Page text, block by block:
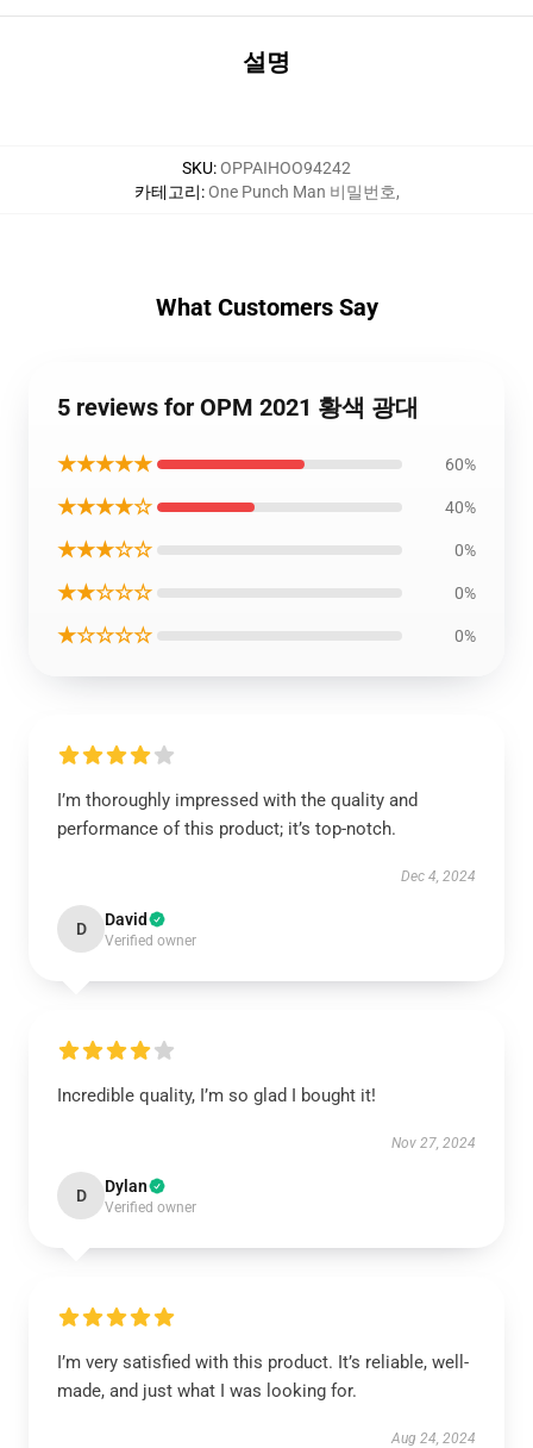
설명
SKU:OPPAIHOO94242
카테고리:One Punch Man 비밀번호,
What Customers Say
5 reviews for OPM 2021 황색 광대
★★★★★ 60%
★★★★☆ 40%
★★★☆☆ 0%
★★☆☆☆ 0%
★☆☆☆☆ 0%
I’m thoroughly impressed with the quality and
performance of this product; it’s top-notch.
Dec 4, 2024
D David
Verified owner
Incredible quality, I’m so glad I bought it!
Nov 27, 2024
D Dylan
Verified owner
I’m very satisfied with this product. It’s reliable, well-
made, and just what I was looking for.
Aug 24, 2024